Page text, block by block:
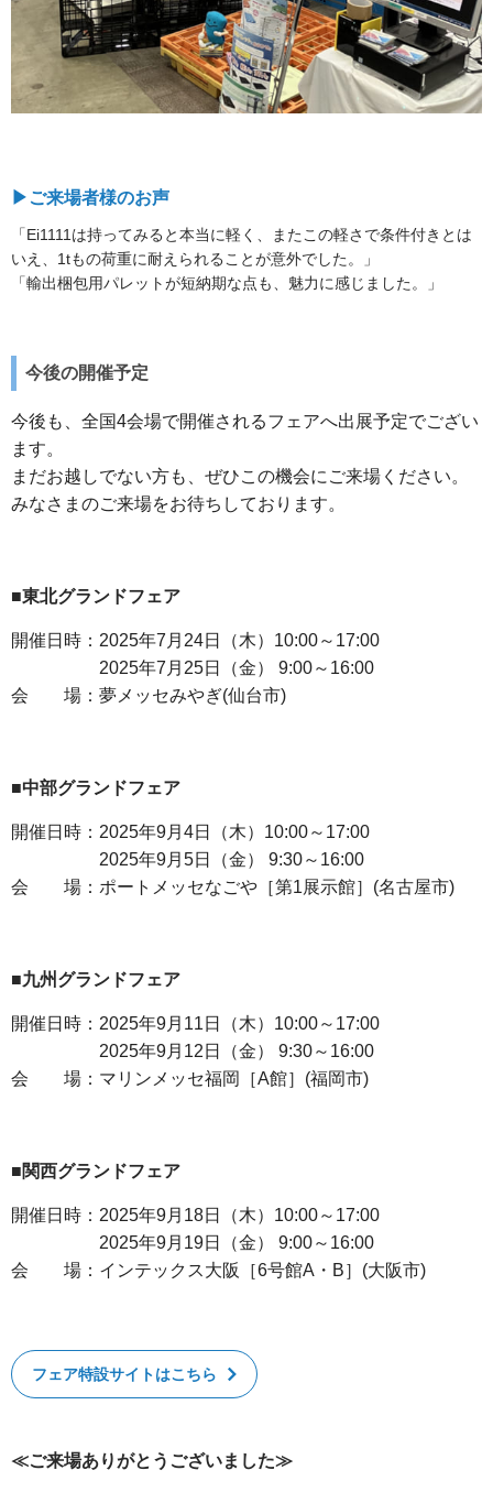
▶︎ご来場者様のお声
「Ei1111は持ってみると本当に軽く、またこの軽さで条件付きとは
いえ、1tもの荷重に耐えられることが意外でした。」
「輸出梱包用パレットが短納期な点も、魅力に感じました。」
今後の開催予定
今後も、全国4会場で開催されるフェアへ出展予定でござい
ます。
まだお越しでない方も、ぜひこの機会にご来場ください。
みなさまのご来場をお待ちしております。
■東北グランドフェア
開催日時：2025年7月24日（木）10:00～17:00
2025年7月25日（金） 9:00～16:00
会 場：夢メッセみやぎ(仙台市)
■中部グランドフェア
開催日時：2025年9月4日（木）10:00～17:00
2025年9月5日（金） 9:30～16:00
会 場：ポートメッセなごや［第1展示館］(名古屋市)
■九州グランドフェア
開催日時：2025年9月11日（木）10:00～17:00
2025年9月12日（金） 9:30～16:00
会 場：マリンメッセ福岡［A館］(福岡市)
■関西グランドフェア
開催日時：2025年9月18日（木）10:00～17:00
2025年9月19日（金） 9:00～16:00
会 場：インテックス大阪［6号館A・B］(大阪市)
フェア特設サイトはこちら
≪ご来場ありがとうございました≫